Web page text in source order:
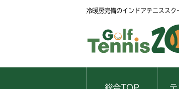
冷暖房完備のインドアテニススク